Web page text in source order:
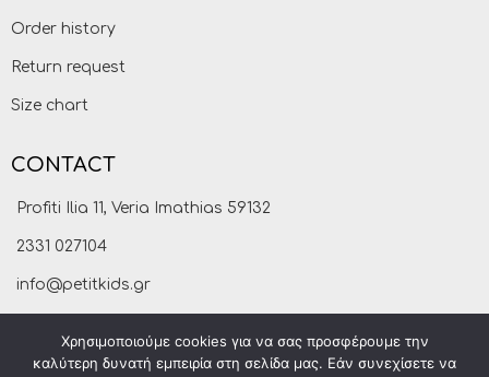
Order history
Return request
Size chart
CONTACT
Profiti Ilia 11, Veria Imathias 59132
2331 027104
info@petitkids.gr
Χρησιμοποιούμε cookies για να σας προσφέρουμε την
καλύτερη δυνατή εμπειρία στη σελίδα μας. Εάν συνεχίσετε να